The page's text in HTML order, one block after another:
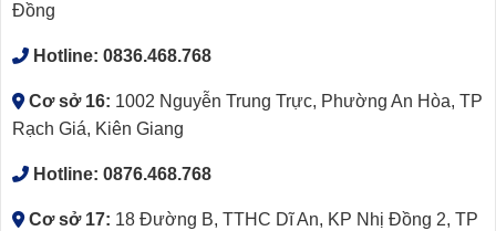
Đồng
Hotline: 0836.468.768
Cơ sở 16: 1002 Nguyễn Trung Trực, Phường An Hòa, TP
Rạch Giá, Kiên Giang
Hotline: 0876.468.768
Cơ sở 17: 18 Đường B, TTHC Dĩ An, KP Nhị Đồng 2, TP